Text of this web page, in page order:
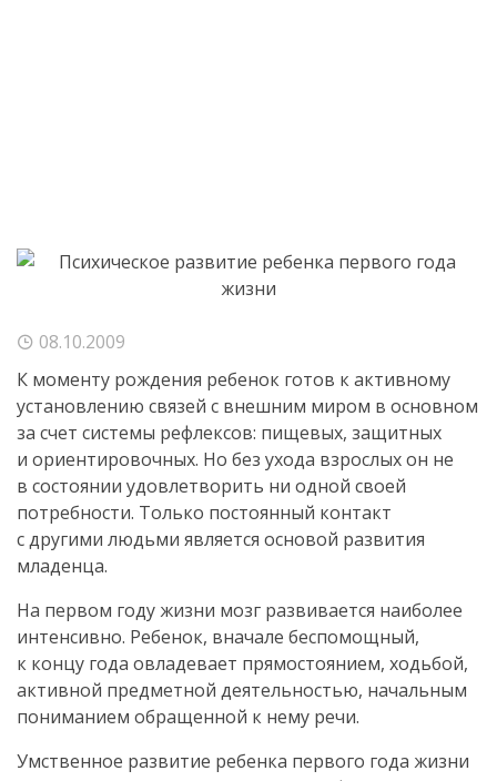
08.10.2009
К моменту рождения ребенок готов к активному
установлению связей с внешним миром в основном
за счет системы рефлексов: пищевых, защитных
и ориентировочных. Но без ухода взрослых он не
в состоянии удовлетворить ни одной своей
потребности. Только постоянный контакт
с другими людьми является основой развития
младенца.
На первом году жизни мозг развивается наиболее
интенсивно. Ребенок, вначале беспомощный,
к концу года овладевает прямостоянием, ходьбой,
активной предметной деятельностью, начальным
пониманием обращенной к нему речи.
Умственное развитие ребенка первого года жизни